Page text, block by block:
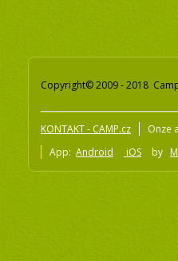
Copyright© 2009 - 2018
KONTAKT - CAMP.cz Onze
App: Android iOS by